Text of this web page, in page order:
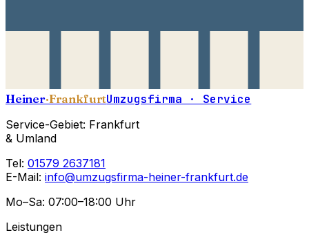
Heiner·FrankfurtUmzugsfirma · Service
Service-Gebiet: Frankfurt
& Umland
Tel: 01579 2637181
E-Mail: info@umzugsfirma-heiner-frankfurt.de
Mo–Sa: 07:00–18:00 Uhr
Leistungen